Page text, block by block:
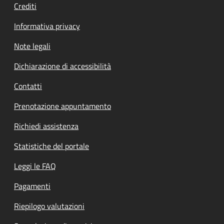
Crediti
Informativa privacy
Note legali
Dichiarazione di accessibilità
Contatti
Prenotazione appuntamento
Richiedi assistenza
Statistiche del portale
Leggi le FAQ
Pagamenti
Riepilogo valutazioni